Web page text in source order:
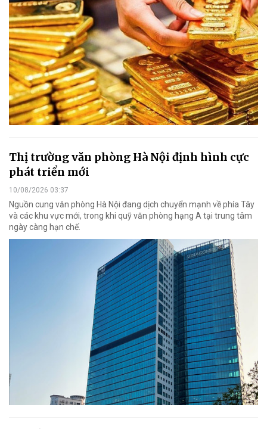
Thị trường văn phòng Hà Nội định hình cực
phát triển mới
10/08/2026 03:37
Nguồn cung văn phòng Hà Nội đang dịch chuyển mạnh về phía Tây
và các khu vực mới, trong khi quỹ văn phòng hạng A tại trung tâm
ngày càng hạn chế.